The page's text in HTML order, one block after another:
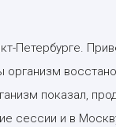
Петербурге.
организм
показал,
сессии и в